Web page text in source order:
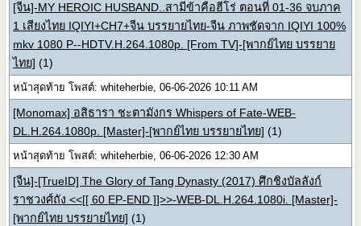
[จีน]-MY HEROIC HUSBAND..สามีข้าคือฮีโร่ ตอนที่ 01-36 จบภาค
1 เสียงไทย IQIYI+CH7+จีน บรรยายไทย-จีน ภาพชัดจาก IQIYI 100%
mkv 1080 P--HDTV.H.264.1080p. [From TV]-[พากย์ไทย บรรยาย
ไทย] (1)
หน้าสุดท้าย โพสต์: whiteherbie, 06-06-2026 10:11 AM
[Monomax] อสิธารา ชะตามังกร Whispers of Fate-WEB-
DL.H.264.1080p. [Master]-[พากย์ไทย บรรยายไทย] (1)
หน้าสุดท้าย โพสต์: whiteherbie, 06-06-2026 12:30 AM
[จีน]-[TrueID] The Glory of Tang Dynasty (2017) ศึกชิงบัลลังก์
ราชวงศ์ถัง <<[[ 60 EP-END ]]>>-WEB-DL.H.264.1080i. [Master]-
[พากย์ไทย บรรยายไทย] (1)